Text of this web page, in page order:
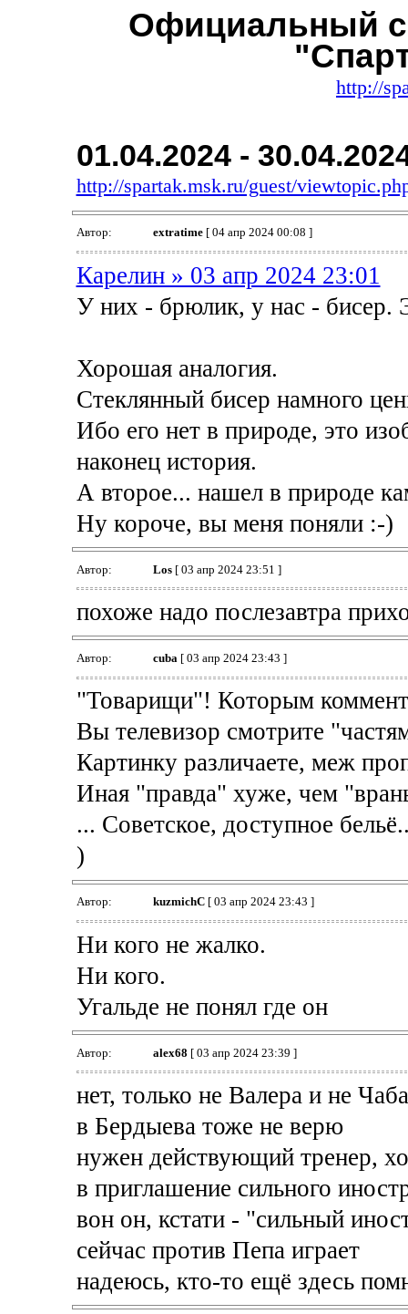
Официальный
http://
01.04.2024 -
http://spartak.msk.ru/guest/
Автор: extratime[ 04 апр 2024 00:08 ]
Карелин » 03 апр 2024 23:01
У них - брюлик, у нас - бисер.
Хорошая аналогия.
Стеклянный бисер намного
Ибо его нет в природе, это
наконец история.
А второе... нашел в природе
Ну короче, вы меня поняли :-)
Автор: Los[ 03 апр 2024 23:51 ]
похоже надо послезавтра
Автор: cuba [ 03 апр 2024 23:43 ]
"Товарищи"! Которым
Вы телевизор смотрите
Картинку различаете, меж
Иная "правда" хуже, чем
... Советское, доступное
)
Автор: kuzmichC[ 03 апр 2024 23:43 ]
Ни кого не жалко.
Ни кого.
Угальде не понял где он
Автор: alex68 [ 03 апр 2024 23:39 ]
нет, только не Валера и не
в Бердыева тоже не верю
нужен действующий тренер,
в приглашение сильного
вон он, кстати - "сильный
сейчас против Пепа играет
надеюсь, кто-то ещё здесь